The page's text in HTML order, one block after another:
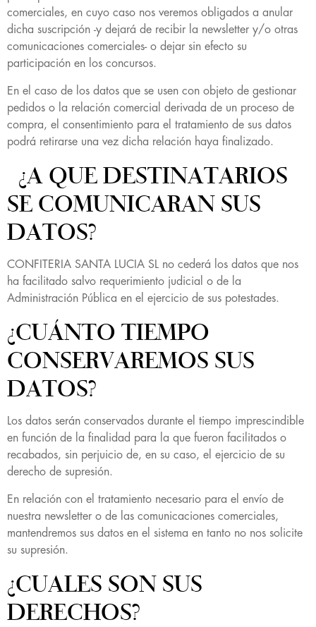
comerciales, en cuyo caso nos veremos obligados a anular
dicha suscripción -y dejará de recibir la newsletter y/o otras
comunicaciones comerciales- o dejar sin efecto su
participación en los concursos.
En el caso de los datos que se usen con objeto de gestionar
pedidos o la relación comercial derivada de un proceso de
compra, el consentimiento para el tratamiento de sus datos
podrá retirarse una vez dicha relación haya finalizado.
¿A QUE DESTINATARIOS
SE COMUNICARAN SUS
DATOS?
CONFITERIA SANTA LUCIA SL no cederá los datos que nos
ha facilitado salvo requerimiento judicial o de la
Administración Pública en el ejercicio de sus potestades.
¿CUÁNTO TIEMPO
CONSERVAREMOS SUS
DATOS?
Los datos serán conservados durante el tiempo imprescindible
en función de la finalidad para la que fueron facilitados o
recabados, sin perjuicio de, en su caso, el ejercicio de su
derecho de supresión.
En relación con el tratamiento necesario para el envío de
nuestra newsletter o de las comunicaciones comerciales,
mantendremos sus datos en el sistema en tanto no nos solicite
su supresión.
¿CUALES SON SUS
DERECHOS?